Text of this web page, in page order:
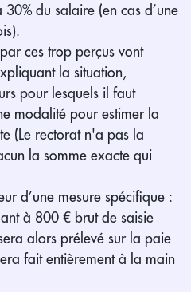
du salaire (en cas d’une
ces trop perçus vont
la situation,
pour lesquels il faut
modalité pour estimer la
(Le rectorat n'a pas la
la somme exacte qui
d’une mesure spécifique :
à 800 € brut de saisie
alors prélevé sur la paie
fait entièrement à la main